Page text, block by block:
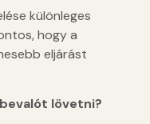
különleges
hogy a
eljárást
lövetni?